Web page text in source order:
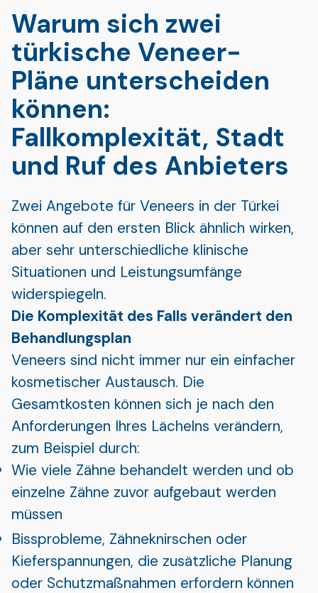
Warum sich zwei
türkische Veneer-
Pläne unterscheiden
können:
Fallkomplexität, Stadt
und Ruf des Anbieters
Zwei Angebote für Veneers in der Türkei
können auf den ersten Blick ähnlich wirken,
aber sehr unterschiedliche klinische
Situationen und Leistungsumfänge
widerspiegeln.
Die Komplexität des Falls verändert den
Behandlungsplan
Veneers sind nicht immer nur ein einfacher
kosmetischer Austausch. Die
Gesamtkosten können sich je nach den
Anforderungen Ihres Lächelns verändern,
zum Beispiel durch:
Wie viele Zähne behandelt werden und ob
einzelne Zähne zuvor aufgebaut werden
müssen
Bissprobleme, Zähneknirschen oder
Kieferspannungen, die zusätzliche Planung
oder Schutzmaßnahmen erfordern können